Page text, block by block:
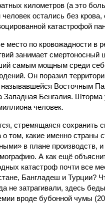
километров (а это
остались без
катастрофой
место по кровожадности в
занимает смертоносный
самым мощным среди
Он поразил
называвшейся Восточным
Западная Бенгалия. Шторма
человек.
стремящаяся сохранить
о том, какие именно страны
в плане производств,
А как ещё
катастроф почти все
Бангладеш и Турции?
не затрагивали, здесь
вроде бубонной чумы